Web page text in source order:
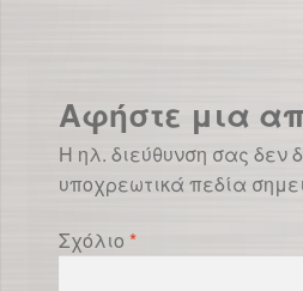
Αφήστε μια
Η ηλ. διεύθυνση σας δεν
υποχρεωτικά πεδία
Σχόλιο *